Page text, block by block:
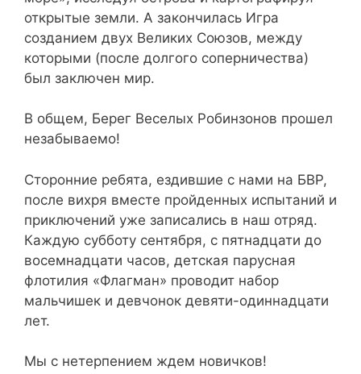
открытые земли. А закончилась Игра
созданием двух Великих Союзов, между
которыми (после долгого соперничества)
был заключен мир.
В общем, Берег Веселых Робинзонов прошел
незабываемо!
Сторонние ребята, ездившие с нами на БВР,
после вихря вместе пройденных испытаний и
приключений уже записались в наш отряд.
Каждую субботу сентября, с пятнадцати до
восемнадцати часов, детская парусная
флотилия «Флагман» проводит набор
мальчишек и девчонок девяти-одиннадцати
лет.
Мы с нетерпением ждем новичков!